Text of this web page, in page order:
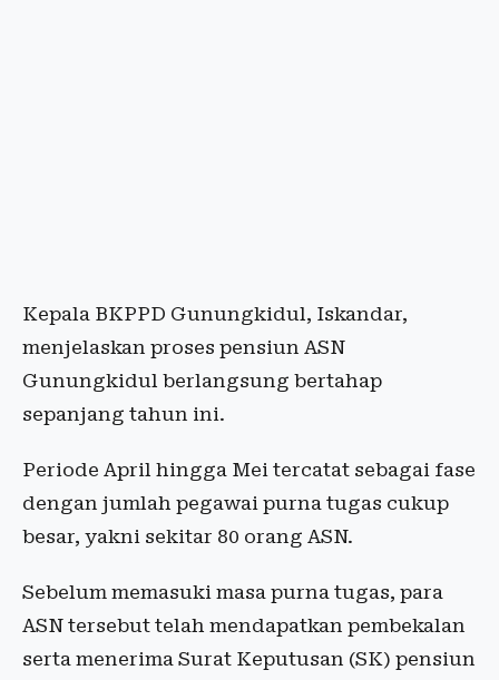
Kepala BKPPD Gunungkidul, Iskandar,
menjelaskan proses pensiun ASN
Gunungkidul berlangsung bertahap
sepanjang tahun ini.
Periode April hingga Mei tercatat sebagai fase
dengan jumlah pegawai purna tugas cukup
besar, yakni sekitar 80 orang ASN.
Sebelum memasuki masa purna tugas, para
ASN tersebut telah mendapatkan pembekalan
serta menerima Surat Keputusan (SK) pensiun